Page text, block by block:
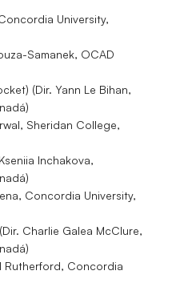
University,
Samanek, OCAD
(Dir. Yann Le Bihan,
Sheridan College,
Inchakova,
Concordia University,
Charlie Galea McClure,
Rutherford, Concordia